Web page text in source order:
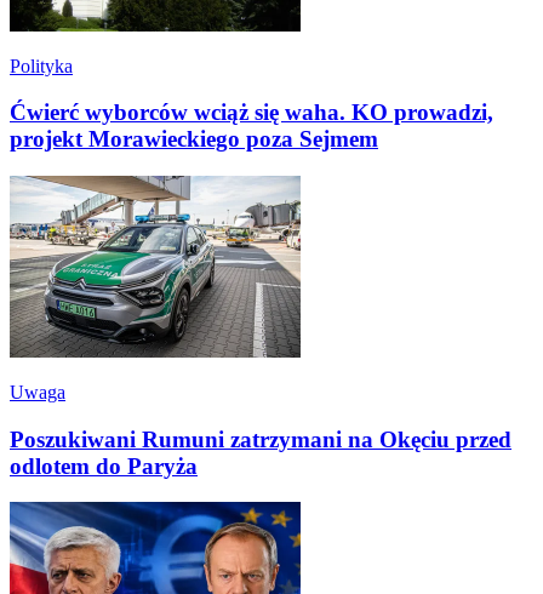
Polityka
Ćwierć wyborców wciąż się waha. KO prowadzi,
projekt Morawieckiego poza Sejmem
Uwaga
Poszukiwani Rumuni zatrzymani na Okęciu przed
odlotem do Paryża